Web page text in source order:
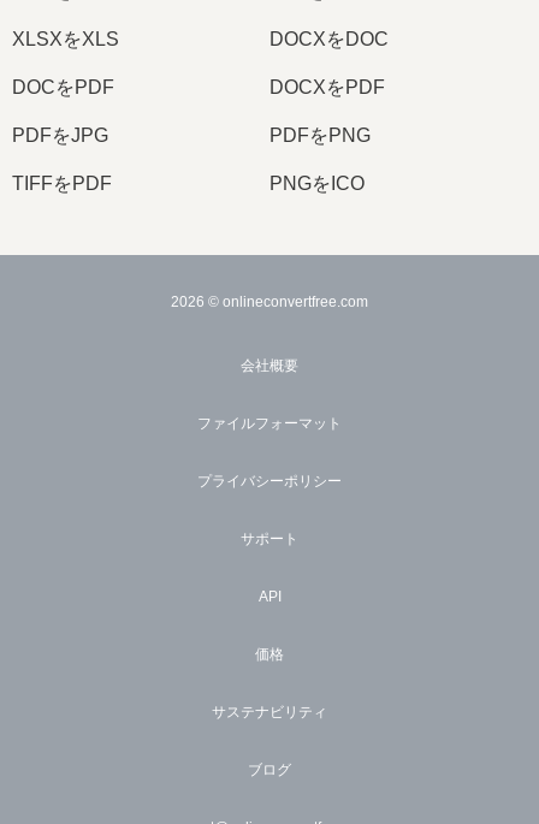
XLSXをXLS DOCXをDOC
DOCをPDF DOCXをPDF
PDFをJPG PDFをPNG
TIFFをPDF PNGをICO
2026 © onlineconvertfree.com
会社概要
ファイルフォーマット
プライバシーポリシー
サポート
API
価格
サステナビリティ
ブログ